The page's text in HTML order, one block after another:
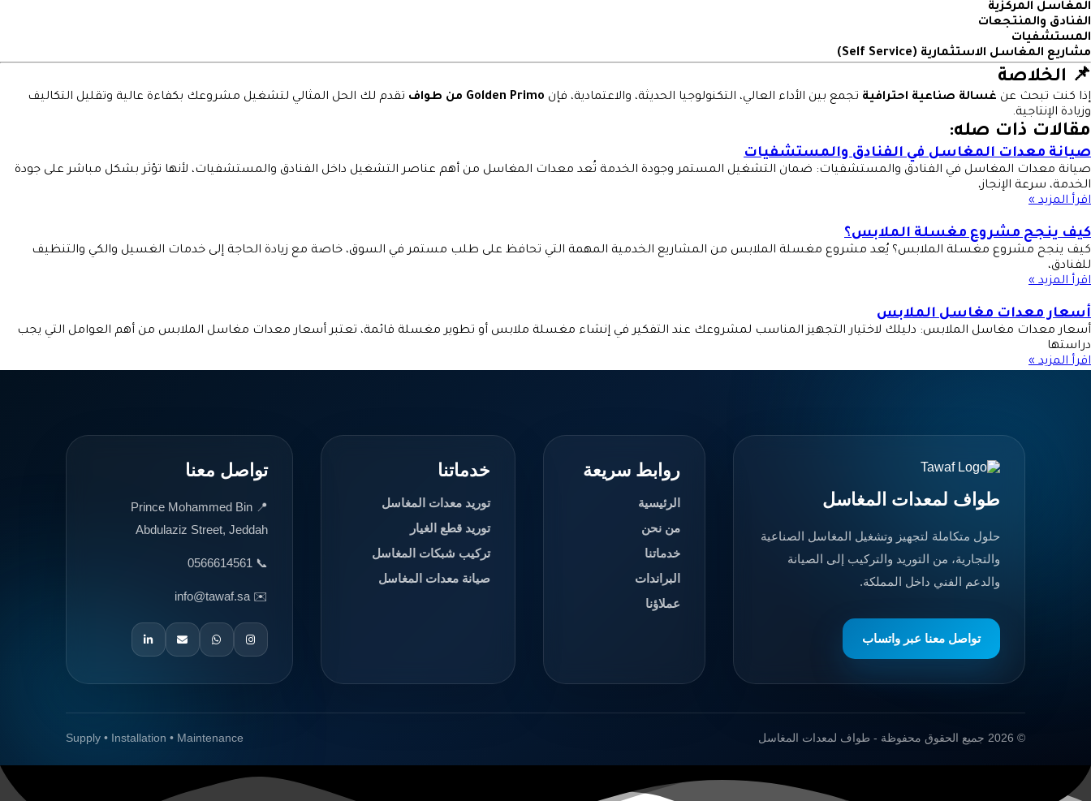
المغاسل المركزية
الفنادق والمنتجعات
المستشفيات
مشاريع المغاسل الاستثمارية (Self Service)
📌 الخلاصة
إذا كنت تبحث عن غسالة صناعية احترافية تجمع بين الأداء العالي، التكنولوجيا الحديثة، والاعتمادية، فإن Golden Primo من طواف
تقدم لك الحل المثالي لتشغيل مشروعك بكفاءة عالية وتقليل التكاليف
وزيادة الإنتاجية.
مقالات ذات صله:
صيانة معدات المغاسل في الفنادق والمستشفيات
صيانة معدات المغاسل في الفنادق والمستشفيات: ضمان التشغيل المستمر وجودة الخدمة تُعد معدات المغاسل من أهم عناصر التشغيل داخل الفنادق والمستشفيات، لأنها تؤثر بشكل مباشر على جودة
الخدمة، سرعة الإنجاز،
اقرأ المزيد »
كيف ينجح مشروع مغسلة الملابس؟
كيف ينجح مشروع مغسلة الملابس؟ يُعد مشروع مغسلة الملابس من المشاريع الخدمية المهمة التي تحافظ على طلب مستمر في السوق، خاصة مع زيادة الحاجة إلى خدمات الغسيل والكي والتنظيف
للفنادق،
اقرأ المزيد »
أسعار معدات مغاسل الملابس
أسعار معدات مغاسل الملابس: دليلك لاختيار التجهيز المناسب لمشروعك عند التفكير في إنشاء مغسلة ملابس أو تطوير مغسلة قائمة، تعتبر أسعار معدات مغاسل الملابس من أهم العوامل التي يجب
دراستها
اقرأ المزيد »
طواف لمعدات المغاسل
حلول متكاملة لتجهيز وتشغيل المغاسل الصناعية
والتجارية، من التوريد والتركيب إلى الصيانة
والدعم الفني داخل المملكة.
تواصل معنا عبر واتساب
روابط سريعة
الرئيسية
من نحن
خدماتنا
البراندات
عملاؤنا
خدماتنا
توريد معدات المغاسل
توريد قطع الغيار
تركيب شبكات المغاسل
صيانة معدات المغاسل
تواصل معنا
📍 Prince Mohammed Bin
Abdulaziz Street, Jeddah
📞 0566614561
✉️ info@tawaf.sa
© 2026 جميع الحقوق محفوظة - طواف لمعدات المغاسل Supply • Installation • Maintenance